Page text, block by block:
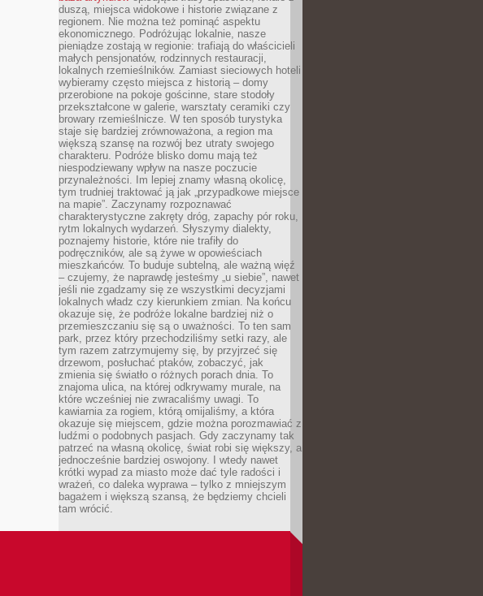
duszą, miejsca widokowe i historie związane z
regionem. Nie można też pominąć aspektu
ekonomicznego. Podróżując lokalnie, nasze
pieniądze zostają w regionie: trafiają do właścicieli
małych pensjonatów, rodzinnych restauracji,
lokalnych rzemieślników. Zamiast sieciowych hoteli
wybieramy często miejsca z historią – domy
przerobione na pokoje gościnne, stare stodoły
przekształcone w galerie, warsztaty ceramiki czy
browary rzemieślnicze. W ten sposób turystyka
staje się bardziej zrównoważona, a region ma
większą szansę na rozwój bez utraty swojego
charakteru. Podróże blisko domu mają też
niespodziewany wpływ na nasze poczucie
przynależności. Im lepiej znamy własną okolicę,
tym trudniej traktować ją jak „przypadkowe miejsce
na mapie”. Zaczynamy rozpoznawać
charakterystyczne zakręty dróg, zapachy pór roku,
rytm lokalnych wydarzeń. Słyszymy dialekty,
poznajemy historie, które nie trafiły do
podręczników, ale są żywe w opowieściach
mieszkańców. To buduje subtelną, ale ważną więź
– czujemy, że naprawdę jesteśmy „u siebie”, nawet
jeśli nie zgadzamy się ze wszystkimi decyzjami
lokalnych władz czy kierunkiem zmian. Na końcu
okazuje się, że podróże lokalne bardziej niż o
przemieszczaniu się są o uważności. To ten sam
park, przez który przechodziliśmy setki razy, ale
tym razem zatrzymujemy się, by przyjrzeć się
drzewom, posłuchać ptaków, zobaczyć, jak
zmienia się światło o różnych porach dnia. To
znajoma ulica, na której odkrywamy murale, na
które wcześniej nie zwracaliśmy uwagi. To
kawiarnia za rogiem, którą omijaliśmy, a która
okazuje się miejscem, gdzie można porozmawiać z
ludźmi o podobnych pasjach. Gdy zaczynamy tak
patrzeć na własną okolicę, świat robi się większy, a
jednocześnie bardziej oswojony. I wtedy nawet
krótki wypad za miasto może dać tyle radości i
wrażeń, co daleka wyprawa – tylko z mniejszym
bagażem i większą szansą, że będziemy chcieli
tam wrócić.